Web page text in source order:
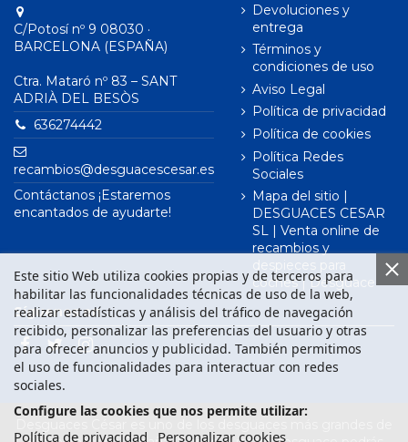
C/Potosí nº 9 08030 ·
BARCELONA (ESPAÑA)
Ctra. Mataró nº 83 – SANT
ADRIÀ DEL BESÒS
636274442
recambios@desguacescesar.es
Contáctanos ¡Estaremos
encantados de ayudarte!
Devoluciones y
entrega
Términos y
condiciones de uso
Aviso Legal
Política de privacidad
Política de cookies
Política Redes
Sociales
Mapa del sitio |
DESGUACES CESAR
SL | Venta online de
recambios y
despieces para
coches | Desguace
Este sitio Web utiliza cookies propias y de terceros para
habilitar las funcionalidades técnicas de uso de la web,
realizar estadísticas y análisis del tráfico de navegación
recibido, personalizar las preferencias del usuario y otras
para ofrecer anuncios y publicidad. También permitimos
el uso de funcionalidades para interactuar con redes
sociales.
Configure las cookies que nos permite utilizar:
Política de privacidad Personalizar cookies
Síguenos en